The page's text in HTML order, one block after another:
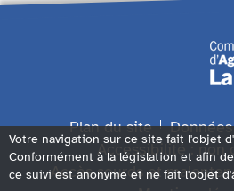
Plan du site
Accessibilité : non
Accès sourds et
Votre navigation sur ce site fait l'objet
Conformément à la législation et afin
ce suivi est anonyme et ne fait l'objet